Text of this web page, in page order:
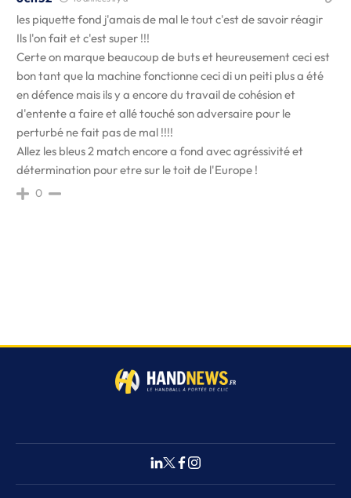
les piquette fond j'amais de mal le tout c'est de savoir réagir
Ils l'on fait et c'est super !!!
Certe on marque beaucoup de buts et heureusement ceci est
bon tant que la machine fonctionne ceci di un peiti plus a été
en défence mais ils y a encore du travail de cohésion et
d'entente a faire et allé touché son adversaire pour le
perturbé ne fait pas de mal !!!!
Allez les bleus 2 match encore a fond avec agréssivité et
détermination pour etre sur le toit de l'Europe !
0